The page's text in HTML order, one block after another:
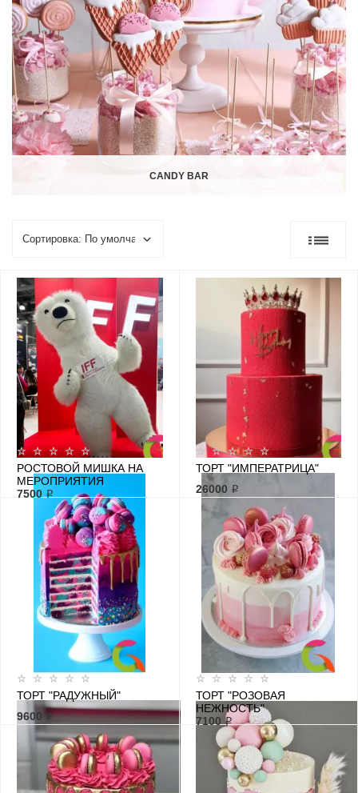
CANDY BAR
РОСТОВОЙ МИШКА НА
МЕРОПРИЯТИЯ
7500 ₽
ТОРТ "ИМПЕРАТРИЦА"
26000 ₽
ТОРТ "РАДУЖНЫЙ"
9600 ₽
ТОРТ "РОЗОВАЯ
НЕЖНОСТЬ"
7100 ₽